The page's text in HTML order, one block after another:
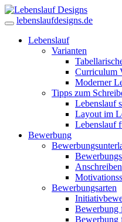
lebenslaufdesigns.de
Lebenslauf
Varianten
Curriculum
Moderner
Tipps zum
Lebenslauf
Layout im
Lebenslauf
Bewerbung
Anschreiben
Bewerbungsarten
Bewerbung
Bewerbung